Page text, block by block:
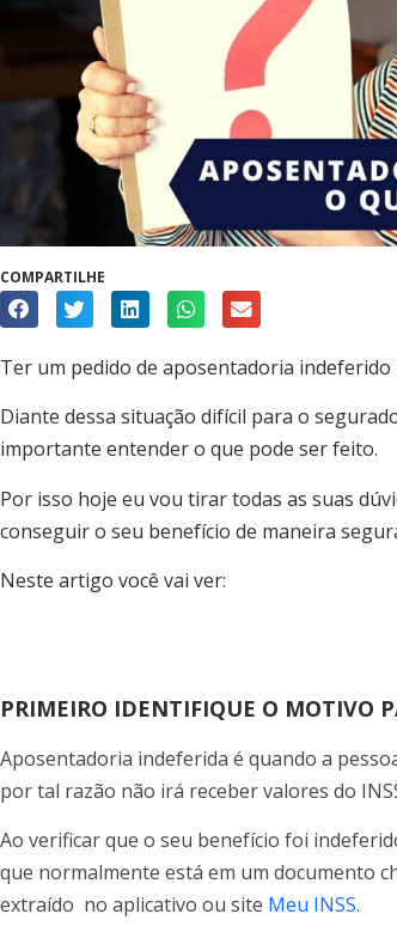
COMPARTILHE
Ter um pedido de aposentadoria
Diante dessa situação difícil para o
importante entender o que pode ser feito.
Por isso hoje eu vou tirar todas as suas
conseguir o seu benefício de maneira
Neste artigo você vai ver:
PRIMEIRO IDENTIFIQUE O MOTIVO
Aposentadoria indeferida é quando a
por tal razão não irá receber valores do
Ao verificar que o seu benefício foi
que normalmente está em um documento
extraído no aplicativo ou site Meu INSS.